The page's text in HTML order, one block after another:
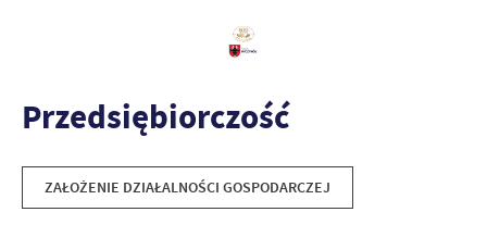
Przedsiębiorczość
ZAŁOŻENIE DZIAŁALNOŚCI GOSPODARCZEJ